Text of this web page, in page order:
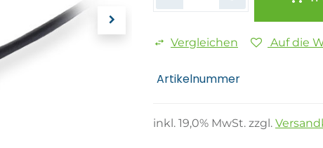
Vergleichen Auf die
Artikelnummer
inkl. 19,0% MwSt. zzgl.